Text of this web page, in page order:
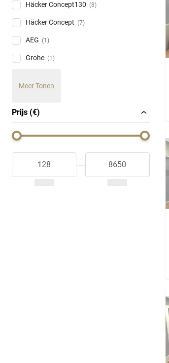
Häcker Concept130 (8)
Häcker Concept (7)
AEG (1)
Grohe (1)
Meer Tonen
Prijs (€)